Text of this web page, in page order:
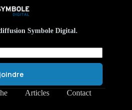
Symbole Digital.
Articles Contact